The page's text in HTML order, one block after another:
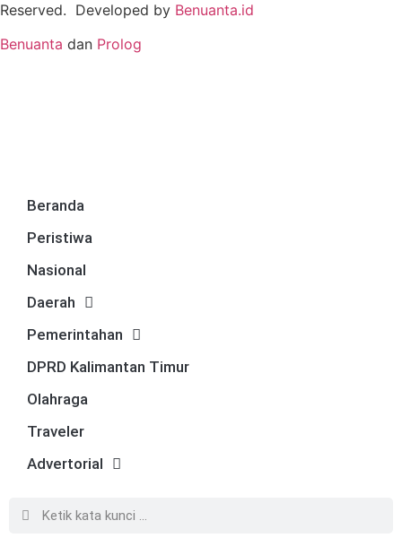
Reserved. Developed by Benuanta.id
Benuanta dan Prolog
Beranda
Peristiwa
Nasional
Daerah
Pemerintahan
DPRD Kalimantan Timur
Olahraga
Traveler
Advertorial